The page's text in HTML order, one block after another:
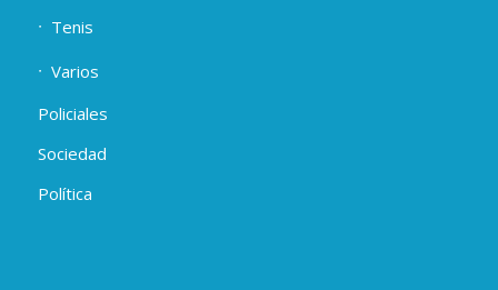
Tenis
Varios
Policiales
Sociedad
Política